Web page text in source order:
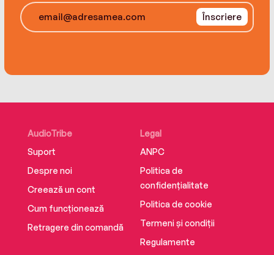
Flora is being torn apart. Can she pull off the
job, and make
been such a devastatingly sexy man in
Înscriere
AudioTribe
Suport
Despre noi
Creează un cont
Cum funcționează
Retragere din comandă
Legal
ANPC
Politica de
confidențialitate
Politica de cookie
Termeni și condiții
Regulamente